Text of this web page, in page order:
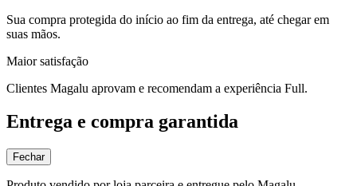
Sua compra protegida do início ao fim da entrega, até chegar em
suas mãos.
Maior satisfação
Clientes Magalu aprovam e recomendam a experiência Full.
Entrega e compra garantida
Fechar